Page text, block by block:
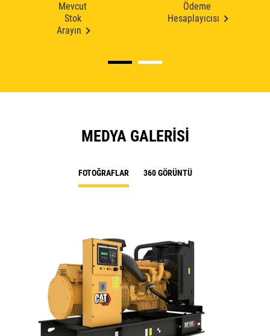
Mevcut
Stok
Arayın
Ödeme
Hesaplayıcısı
MEDYA GALERISI
FOTOĞRAFLAR 360 GÖRÜNTÜ